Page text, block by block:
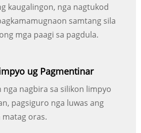
kaugalingon, nga nagtukod
samtang sila
mga paagi sa pagdula.
ug Pagmentinar
nga nagbira sa silikon limpyo
pagsiguro nga luwas ang
matag oras.